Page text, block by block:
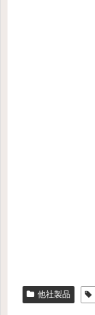
他社製品